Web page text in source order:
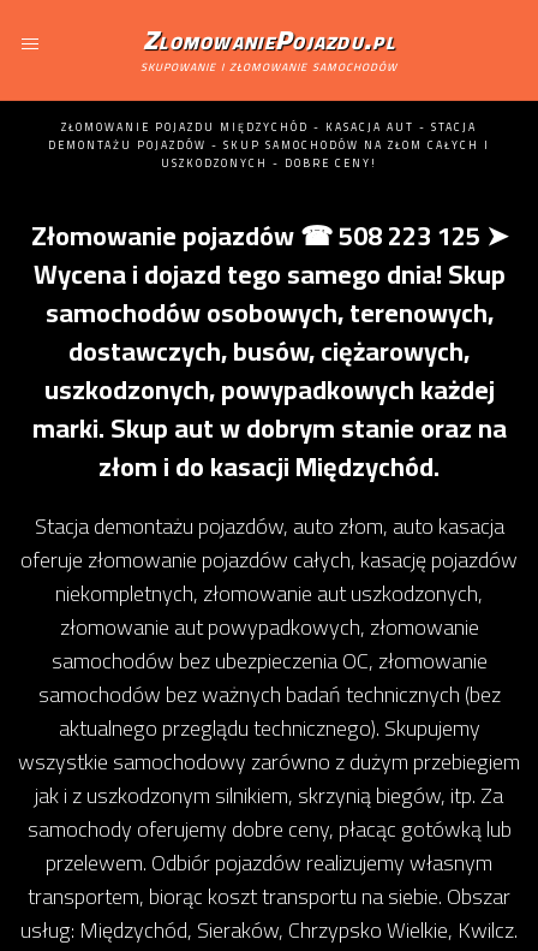
ZlomowaniePojazdu.pl
skupowanie i złomowanie samochodów
ZŁOMOWANIE POJAZDU MIĘDZYCHÓD - KASACJA AUT - STACJA
DEMONTAŻU POJAZDÓW - SKUP SAMOCHODÓW NA ZŁOM CAŁYCH I
USZKODZONYCH - DOBRE CENY!
Złomowanie pojazdów ☎ 508 223 125 ➤
Wycena i dojazd tego samego dnia! Skup
samochodów osobowych, terenowych,
dostawczych, busów, ciężarowych,
uszkodzonych, powypadkowych każdej
marki. Skup aut w dobrym stanie oraz na
złom i do kasacji Międzychód.
Stacja demontażu pojazdów, auto złom, auto kasacja
oferuje złomowanie pojazdów całych, kasację pojazdów
niekompletnych, złomowanie aut uszkodzonych,
złomowanie aut powypadkowych, złomowanie
samochodów bez ubezpieczenia OC, złomowanie
samochodów bez ważnych badań technicznych (bez
aktualnego przeglądu technicznego). Skupujemy
wszystkie samochodowy zarówno z dużym przebiegiem
jak i z uszkodzonym silnikiem, skrzynią biegów, itp. Za
samochody oferujemy dobre ceny, płacąc gotówką lub
przelewem. Odbiór pojazdów realizujemy własnym
transportem, biorąc koszt transportu na siebie. Obszar
usług: Międzychód, Sieraków, Chrzypsko Wielkie, Kwilcz.